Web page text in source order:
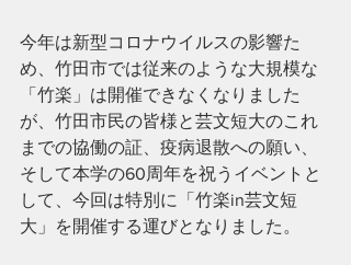
今年は新型コロナウイルスの影響た
め、竹田市では従来のような大規模な
「竹楽」は開催できなくなりました
が、竹田市民の皆様と芸文短大のこれ
までの協働の証、疫病退散への願い、
そして本学の60周年を祝うイベントと
して、今回は特別に「竹楽in芸文短
大」を開催する運びとなりました。